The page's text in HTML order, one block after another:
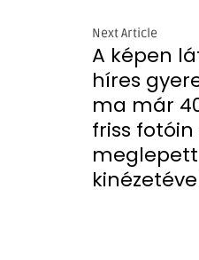
Next Article
A képen
híres
ma már
friss
meglepett